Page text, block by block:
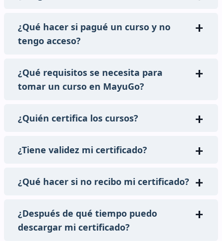
¿Qué hacer si pagué un curso y no
tengo acceso?
¿Qué requisitos se necesita para
tomar un curso en MayuGo?
¿Quién certifica los cursos?
¿Tiene validez mi certificado?
¿Qué hacer si no recibo mi certificado?
¿Después de qué tiempo puedo
descargar mi certificado?